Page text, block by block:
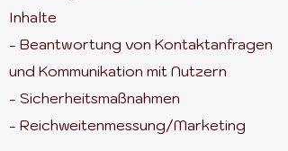
Inhalte
- Beantwortung von Kontaktanfragen
und Kommunikation mit Nutzern
- Sicherheitsmaßnahmen
- Reichweitenmessung/Marketing